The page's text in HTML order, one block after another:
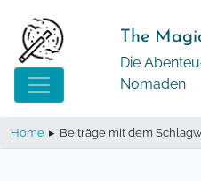
zum
Inhalt
The
Die
Nomaden
Home ▸ Beiträge mit dem